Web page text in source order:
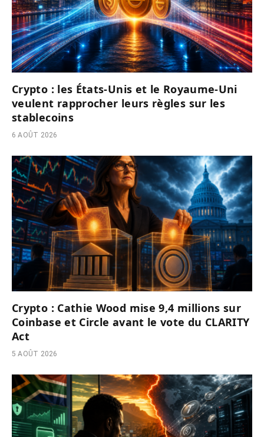
Crypto : les États-Unis et le Royaume-Uni
veulent rapprocher leurs règles sur les
stablecoins
6 AOÛT 2026
Crypto : Cathie Wood mise 9,4 millions sur
Coinbase et Circle avant le vote du CLARITY
Act
5 AOÛT 2026